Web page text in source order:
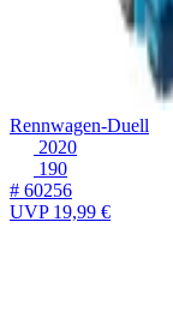
Rennwagen-Duell
2020
190
# 60256
UVP19,99 €